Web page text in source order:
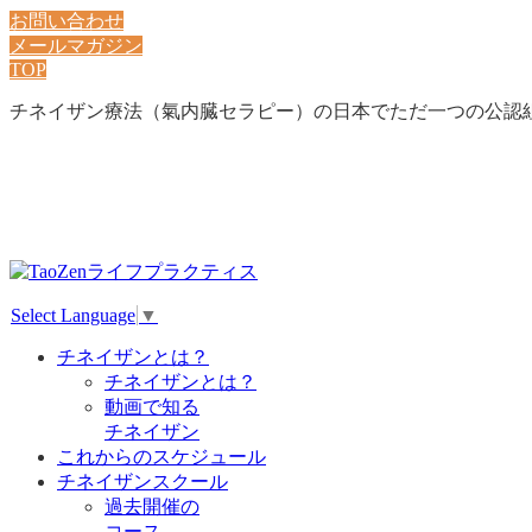
お問い合わせ
メールマガジン
TOP
チネイザン療法（氣内臓セラピー）の日本でただ一つの公認
Select Language ▼
チネイザンとは？
チネイザンとは？
動画で知る
チネイザン
これからのスケジュール
チネイザンスクール
過去開催の